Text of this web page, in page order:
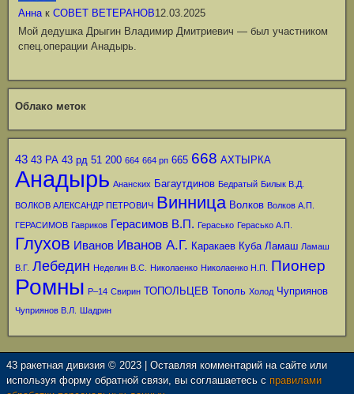
Аннак СОВЕТ ВЕТЕРАНОВ12.03.2025
Мой дедушка Дрыгин Владимир Дмитриевич — был участником
спец.операции Анадырь.
Облако меток
43 43 РА 43 рд 51 200 664 664 рп 665 668 АХТЫРКА
Анадырь Ананских Багаутдинов Бедратый Билык В.Д.
ВОЛКОВ АЛЕКСАНДР ПЕТРОВИЧ Винница Волков Волков А.П.
ГЕРАСИМОВ Гавриков Герасимов В.П. Герасько Герасько А.П.
Глухов Иванов Иванов А.Г. Каракаев Куба Ламаш Ламаш
В.Г. Лебедин Неделин В.С. Николаенко Николаенко Н.П. Пионер
Ромны Р–14 Свирин ТОПОЛЬЦЕВ Тополь Холод Чуприянов
Чуприянов В.Л. Шадрин
43 ракетная дивизия © 2023 | Оставляя комментарий на сайте или
используя форму обратной связи, вы соглашаетесь с правилами